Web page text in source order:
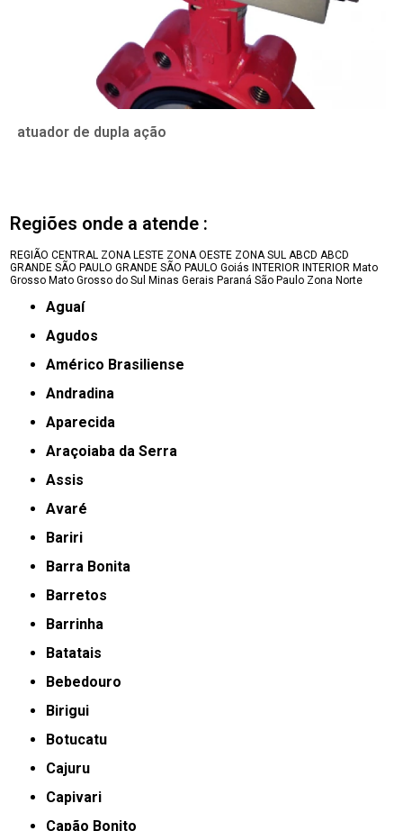
atuador de dupla ação
Regiões onde a atende :
REGIÃO CENTRAL ZONA LESTE ZONA OESTE ZONA SUL ABCD ABCD
GRANDE SÃO PAULO GRANDE SÃO PAULO Goiás INTERIOR INTERIOR Mato
Grosso Mato Grosso do Sul Minas Gerais Paraná São Paulo Zona Norte
Aguaí
Agudos
Américo Brasiliense
Andradina
Aparecida
Araçoiaba da Serra
Assis
Avaré
Bariri
Barra Bonita
Barretos
Barrinha
Batatais
Bebedouro
Birigui
Botucatu
Cajuru
Capivari
Capão Bonito